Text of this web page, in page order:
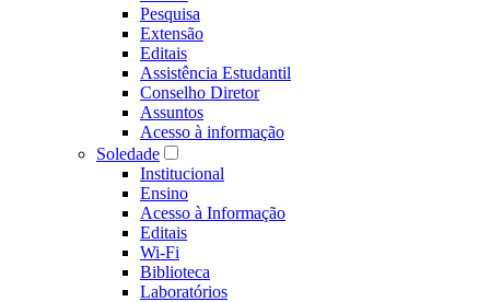
Pesquisa
Extensão
Editais
Assistência Estudantil
Conselho Diretor
Assuntos
Acesso à informação
Soledade
Institucional
Ensino
Acesso à Informação
Editais
Wi-Fi
Biblioteca
Laboratórios